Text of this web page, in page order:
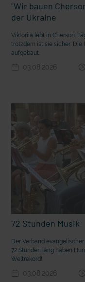
deutsche Sprache?
"Wir bauen
der Ukraine
Viktoriia lebt in Cherson.
trotzdem ist sie sicher: Die
aufgebaut.
03.08.2026
72 Stunden Musik
Der Verband
72 Stunden lang haben
Weltrekord!
03.08.2026